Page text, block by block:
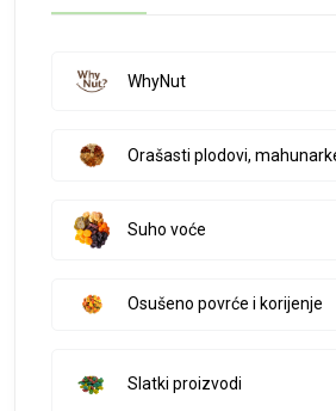
WhyNut
Orašasti plodovi,
Suho voće
Osušeno povrće i korijenje
Slatki proizvodi